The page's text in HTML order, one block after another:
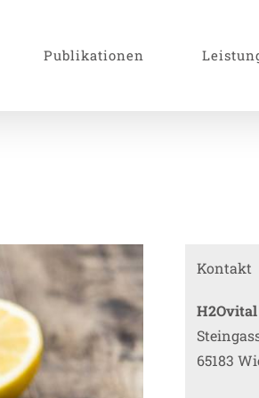
Publikationen
Kontakt
H2Ovital
65183